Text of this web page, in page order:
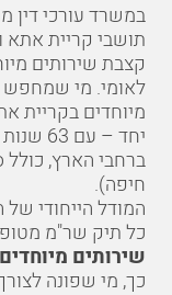
במשרד עורכי דין
תושבי קריית אתא
קצבת שירותים
לאומי. מי שמחפש
מיוחדים בקריית
ברחבי הארץ,
חיפה).
המודל הייחודי
כל תיק שר"מ
שירותים
כך, מי שפונה